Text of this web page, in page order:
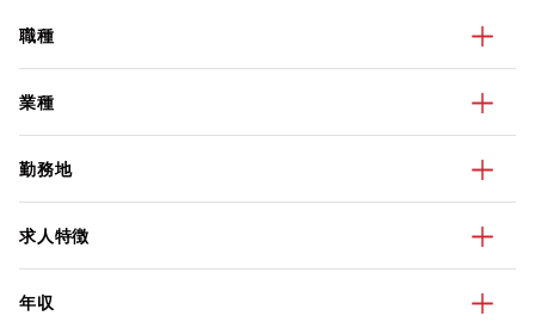
職種
業種
勤務地
求人特徴
年収